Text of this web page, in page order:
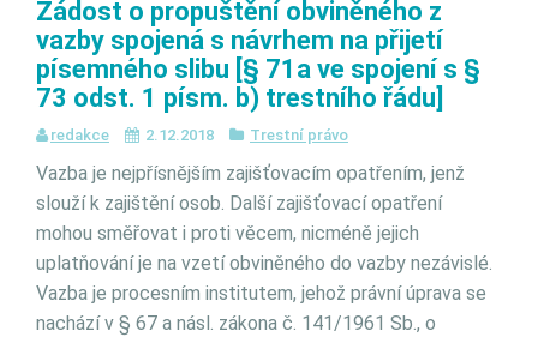
Žádost o propuštění obviněného z
vazby spojená s návrhem na přijetí
písemného slibu [§ 71a ve spojení s §
73 odst. 1 písm. b) trestního řádu]
redakce 2.12.2018 Trestní právo
Vazba je nejpřísnějším zajišťovacím opatřením, jenž
slouží k zajištění osob. Další zajišťovací opatření
mohou směřovat i proti věcem, nicméně jejich
uplatňování je na vzetí obviněného do vazby nezávislé.
Vazba je procesním institutem, jehož právní úprava se
nachází v § 67 a násl. zákona č. 141/1961 Sb., o